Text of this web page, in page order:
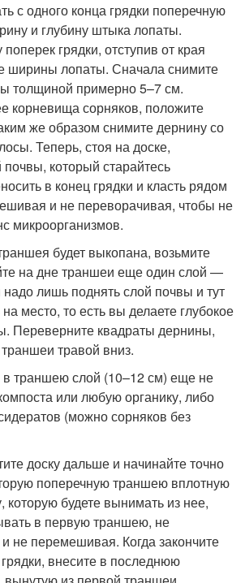
с одного конца грядки поперечную
и глубину штыка лопаты.
грядки, отступив от края
ширины лопаты. Сначала снимите
толщиной примерно 5–7 см.
корневища сорняков, положите
же образом снимите дернину со
Теперь, стоя на доске,
который старайтесь
в конец грядки и класть рядом
и не переворачивая, чтобы не
микроорганизмов.
будет выкопана, возьмите
на дне траншеи еще один слой —
лишь поднять слой почвы и тут
место, то есть вы делаете глубокое
Переверните квадраты дернины,
травой вниз.
в траншею слой (10–12 см) еще не
или любую органику, либо
(можно сорняков без
доску дальше и начинайте точно
поперечную траншею вплотную
которую будете вынимать из нее,
в первую траншею, не
не перемешивая. Когда закончите
внесите в последнюю